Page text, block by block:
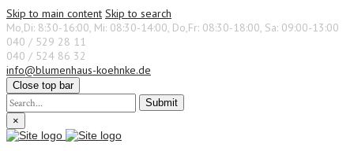
Skip to main content Skip to search
Mo,Di: 8:30-16:00, Mi: 08:30-14:00, Do,Fr: 08:30-18:00, Sa: 09:00-13:00
040 / 529 28 11
040 / 524 86 32
info@blumenhaus-koehnke.de
Close top bar
Submit
×